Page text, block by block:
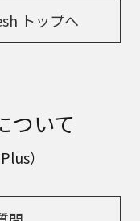
トップへ
ついて
）